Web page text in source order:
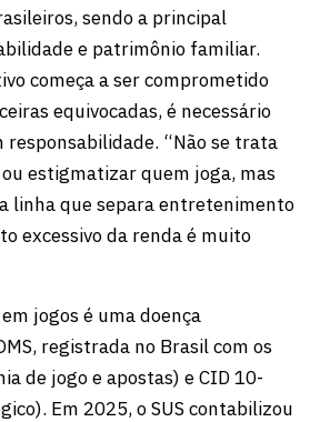
sendo a principal
e patrimônio familiar.
começa a ser comprometido
equivocadas, é necessário
responsabilidade. “Não se trata
estigmatizar quem joga, mas
linha que separa entretenimento
excessivo da renda é muito
jogos é uma doença
registrada no Brasil com os
de jogo e apostas) e CID 10-
Em 2025, o SUS contabilizou